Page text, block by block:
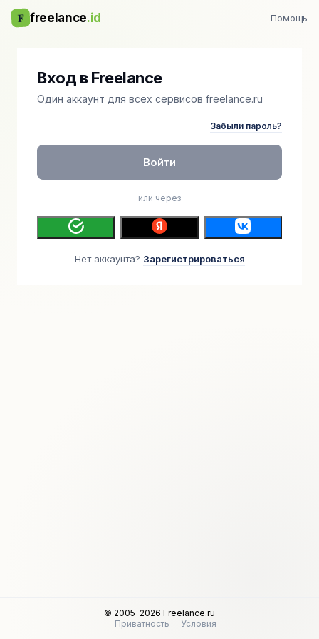
F freelance.id Помощь
Вход в Freelance
Один аккаунт для всех сервисов freelance.ru
Забыли пароль?
Войти
или через
Нет аккаунта? Зарегистрироваться
© 2005–2026 Freelance.ru
Приватность
Условия